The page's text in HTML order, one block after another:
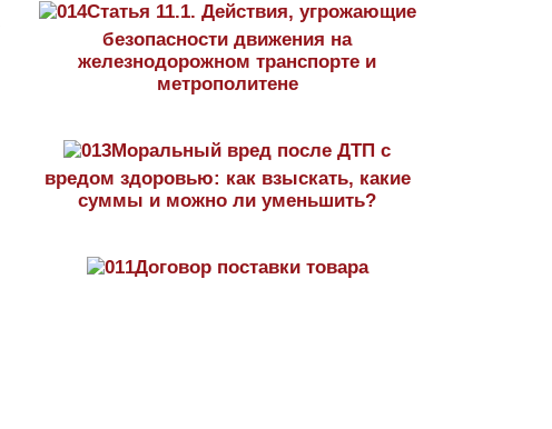
Статья 11.1. Действия, угрожающие
безопасности движения на
железнодорожном транспорте и
метрополитене
Моральный вред после ДТП с
вредом здоровью: как взыскать, какие
суммы и можно ли уменьшить?
Договор поставки товара